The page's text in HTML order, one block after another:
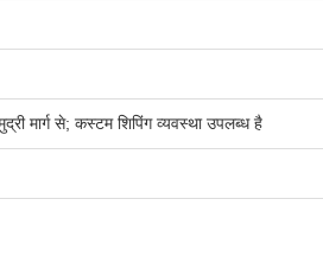
मार्ग से; कस्टम शिपिंग व्यवस्था उपलब्ध है